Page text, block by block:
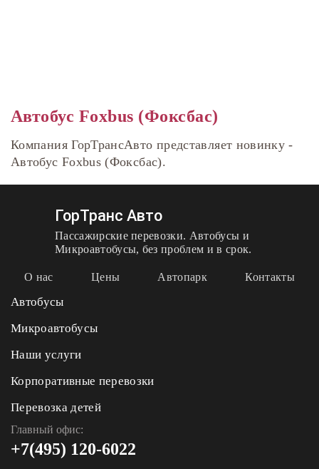
Автобус Foxbus (Фоксбас)
Компания ГорТрансАвто представляет новинку -
Автобус Foxbus (Фоксбас).
ГорТранс Авто
Пассажирские перевозки. Автобусы и
Микроавтобусы, без проблем и в срок.
О нас Цены Автопарк Контакты
Автобусы
Микроавтобусы
Наши услуги
Корпоративные перевозки
Перевозка детей
Главный офис:
+7(495) 120-6022